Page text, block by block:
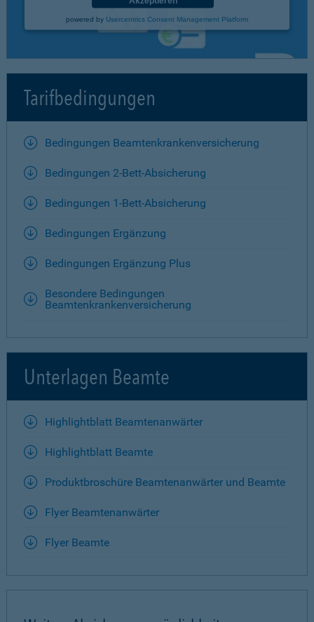
powered by Usercentrics Consent Management Platform
Tarifbedingungen
Bedingungen Beamtenkrankenversicherung
Bedingungen 2-Bett-Absicherung
Bedingungen 1-Bett-Absicherung
Bedingungen Ergänzung
Bedingungen Ergänzung Plus
Besondere Bedingungen
Beamtenkrankenversicherung
Unterlagen Beamte
Highlightblatt Beamtenanwärter
Highlightblatt Beamte
Produktbroschüre Beamtenanwärter und Beamte
Flyer Beamtenanwärter
Flyer Beamte